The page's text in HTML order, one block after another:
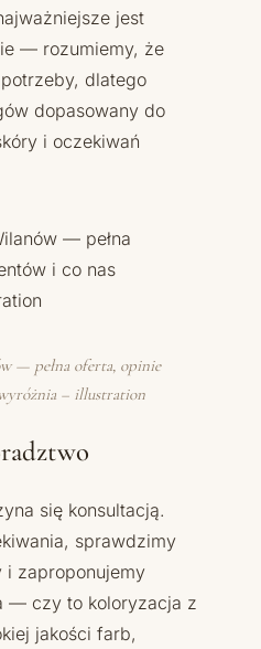
jest
— rozumiemy, że
dlatego
dopasowany do
i oczekiwań
— pełna oferta, opinie
– illustration
się konsultacją.
sprawdzimy
i zaproponujemy
— czy to koloryzacja z
jakości farb,